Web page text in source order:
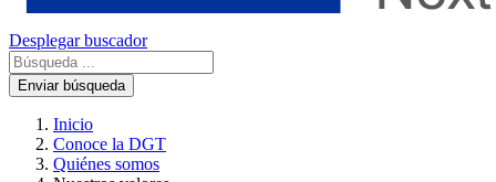
Desplegar buscador
Enviar búsqueda
Inicio
Conoce la DGT
Quiénes somos